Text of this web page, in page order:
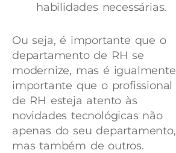
habilidades necessárias.
Ou seja, é importante que o
departamento de RH se
modernize, mas é igualmente
importante que o profissional
de RH esteja atento às
novidades tecnológicas não
apenas do seu departamento,
mas também de outros.